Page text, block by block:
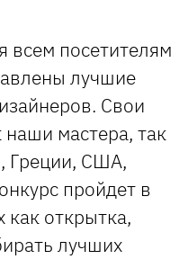
всем посетителям
лучшие
Свои
наши мастера, так
Греции, США,
пройдет в
как открытка,
лучших